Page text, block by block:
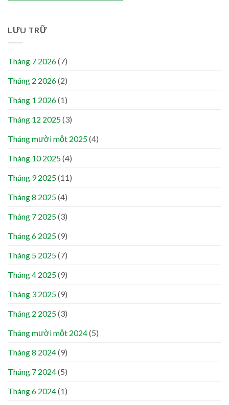
LƯU TRỮ
Tháng 7 2026(7)
Tháng 2 2026(2)
Tháng 1 2026(1)
Tháng 12 2025(3)
Tháng mười một 2025(4)
Tháng 10 2025(4)
Tháng 9 2025(11)
Tháng 8 2025(4)
Tháng 7 2025(3)
Tháng 6 2025(9)
Tháng 5 2025(7)
Tháng 4 2025(9)
Tháng 3 2025(9)
Tháng 2 2025(3)
Tháng mười một 2024(5)
Tháng 8 2024(9)
Tháng 7 2024(5)
Tháng 6 2024(1)